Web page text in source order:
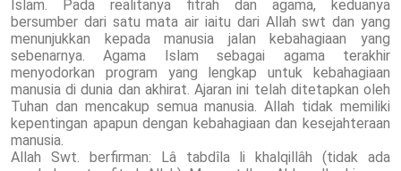
Islam. Pada realitanya fitrah dan agama, keduanya
bersumber dari satu mata air iaitu dari Allah swt dan yang
menunjukkan kepada manusia jalan kebahagiaan yang
sebenarnya. Agama Islam sebagai agama terakhir
menyodorkan program yang lengkap untuk kebahagiaan
manusia di dunia dan akhirat. Ajaran ini telah ditetapkan oleh
Tuhan dan mencakup semua manusia. Allah tidak memiliki
kepentingan apapun dengan kebahagiaan dan kesejahteraan
manusia.
Allah Swt. berfirman: Lâ tabdîla li khalqillâh (tidak ada